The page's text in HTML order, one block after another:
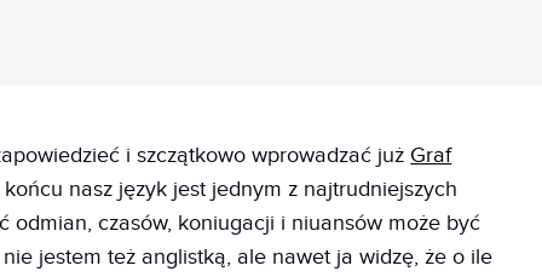
i szczątkowo wprowadzać już Graf
końcu nasz język jest jednym z najtrudniejszych
odmian, czasów, koniugacji i niuansów może być
jestem też anglistką, ale nawet ja widzę, że o ile